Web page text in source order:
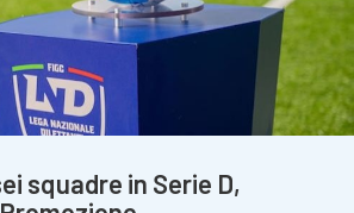
squadre in Serie D,